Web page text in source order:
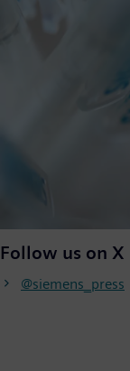
Follow us on X
@siemens_press